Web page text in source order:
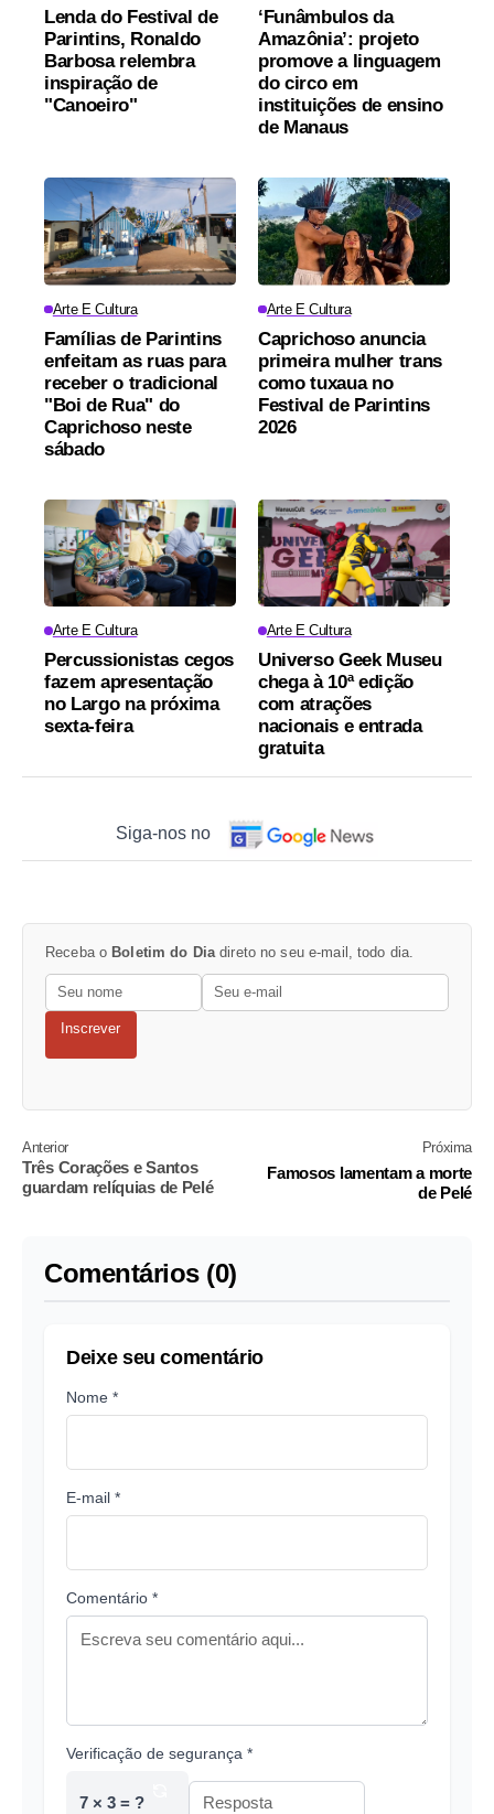
Lenda do Festival de
Parintins, Ronaldo
Barbosa relembra
inspiração de
"Canoeiro"
‘Funâmbulos da
Amazônia’: projeto
promove a linguagem
do circo em
instituições de ensino
de Manaus
Arte E Cultura
Famílias de Parintins
enfeitam as ruas para
receber o tradicional
"Boi de Rua" do
Caprichoso neste
sábado
Arte E Cultura
Caprichoso anuncia
primeira mulher trans
como tuxaua no
Festival de Parintins
2026
Arte E Cultura
Percussionistas cegos
fazem apresentação
no Largo na próxima
sexta-feira
Arte E Cultura
Universo Geek Museu
chega à 10ª edição
com atrações
nacionais e entrada
gratuita
Siga-nos no
Receba o Boletim do Diadireto no seu e-mail, todo dia.
Inscrever
Anterior
Três Corações e Santos
guardam relíquias de Pelé
Próxima
Famosos lamentam a morte
de Pelé
Comentários (0)
Deixe seu comentário
Nome *
E-mail *
Comentário *
Verificação de segurança *
7 × 3 = ?